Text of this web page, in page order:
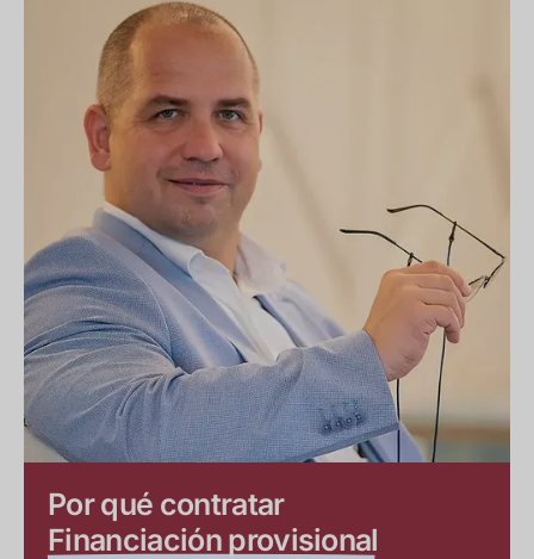
Por qué contratar
Financiación provisional